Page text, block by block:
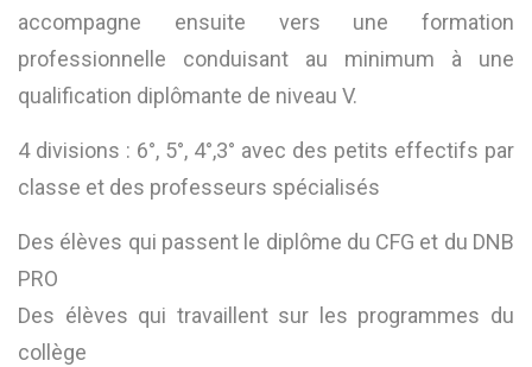
accompagne ensuite vers une formation
professionnelle conduisant au minimum à une
qualification diplômante de niveau V.
4 divisions : 6°, 5°, 4°,3° avec des petits effectifs par
classe et des professeurs spécialisés
Des élèves qui passent le diplôme du CFG et du DNB
PRO
Des élèves qui travaillent sur les programmes du
collège